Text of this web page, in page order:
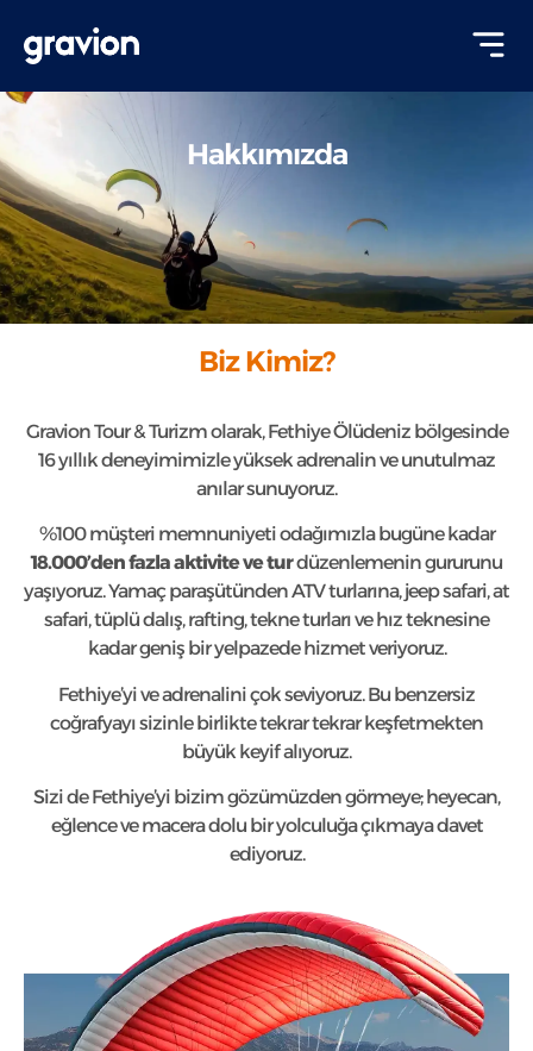
Hakkımızda
Biz Kimiz?
Gravion Tour & Turizm olarak, Fethiye Ölüdeniz bölgesinde
16 yıllık deneyimimizle yüksek adrenalin ve unutulmaz
anılar sunuyoruz.
%100 müşteri memnuniyeti odağımızla bugüne kadar
18.000’den fazla aktivite ve turdüzenlemenin gururunu
yaşıyoruz. Yamaç paraşütünden ATV turlarına, jeep safari, at
safari, tüplü dalış, rafting, tekne turları ve hız teknesine
kadar geniş bir yelpazede hizmet veriyoruz.
Fethiye’yi ve adrenalini çok seviyoruz. Bu benzersiz
coğrafyayı sizinle birlikte tekrar tekrar keşfetmekten
büyük keyif alıyoruz.
Sizi de Fethiye’yi bizim gözümüzden görmeye; heyecan,
eğlence ve macera dolu bir yolculuğa çıkmaya davet
ediyoruz.